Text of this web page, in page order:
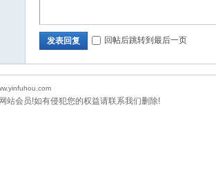
发表回复 回帖后跳转到最后一页
站会员!如有侵犯您的权益请联系我们删除!